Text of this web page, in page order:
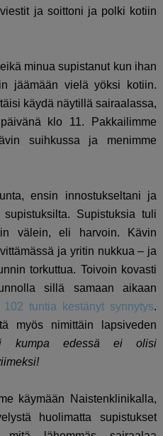
ja soittoni ja polki kotiin
minua supistanut kun ihan
jäämään vielä yöksi kotiin.
käydä näytillä sairaalassa,
klo 11. Pakkailimme
suihkussa ja menimme
ensin innostukseltani ja
Supistuksia tuli
välein, eli harvoin. Kävin
ja yritin nukkua – ja
torkuttua. Toivoin kovasti
sillä samaan aikaan
102 tuntia kestänyt synnytys.
myös nimittäin lapsiveden
kumpa edessä ei olisi
käymään Naistenklinikalla,
huolimatta supistukset